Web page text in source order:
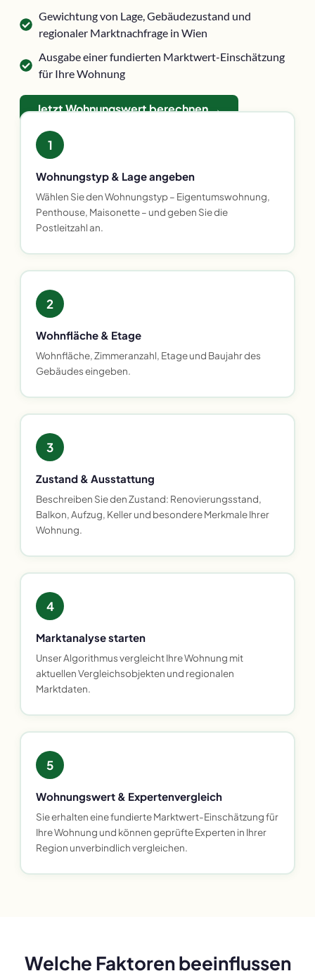
Gewichtung von Lage, Gebäudezustand und
regionaler Marktnachfrage in Wien
Ausgabe einer fundierten Marktwert-Einschätzung
für Ihre Wohnung
Jetzt Wohnungswert berechnen →
1
Wohnungstyp & Lage angeben
Wählen Sie den Wohnungstyp – Eigentumswohnung,
Penthouse, Maisonette – und geben Sie die
Postleitzahl an.
2
Wohnfläche & Etage
Wohnfläche, Zimmeranzahl, Etage und Baujahr des
Gebäudes eingeben.
3
Zustand & Ausstattung
Beschreiben Sie den Zustand: Renovierungsstand,
Balkon, Aufzug, Keller und besondere Merkmale Ihrer
Wohnung.
4
Marktanalyse starten
Unser Algorithmus vergleicht Ihre Wohnung mit
aktuellen Vergleichsobjekten und regionalen
Marktdaten.
5
Wohnungswert & Expertenvergleich
Sie erhalten eine fundierte Marktwert-Einschätzung für
Ihre Wohnung und können geprüfte Experten in Ihrer
Region unverbindlich vergleichen.
Welche Faktoren beeinflussen